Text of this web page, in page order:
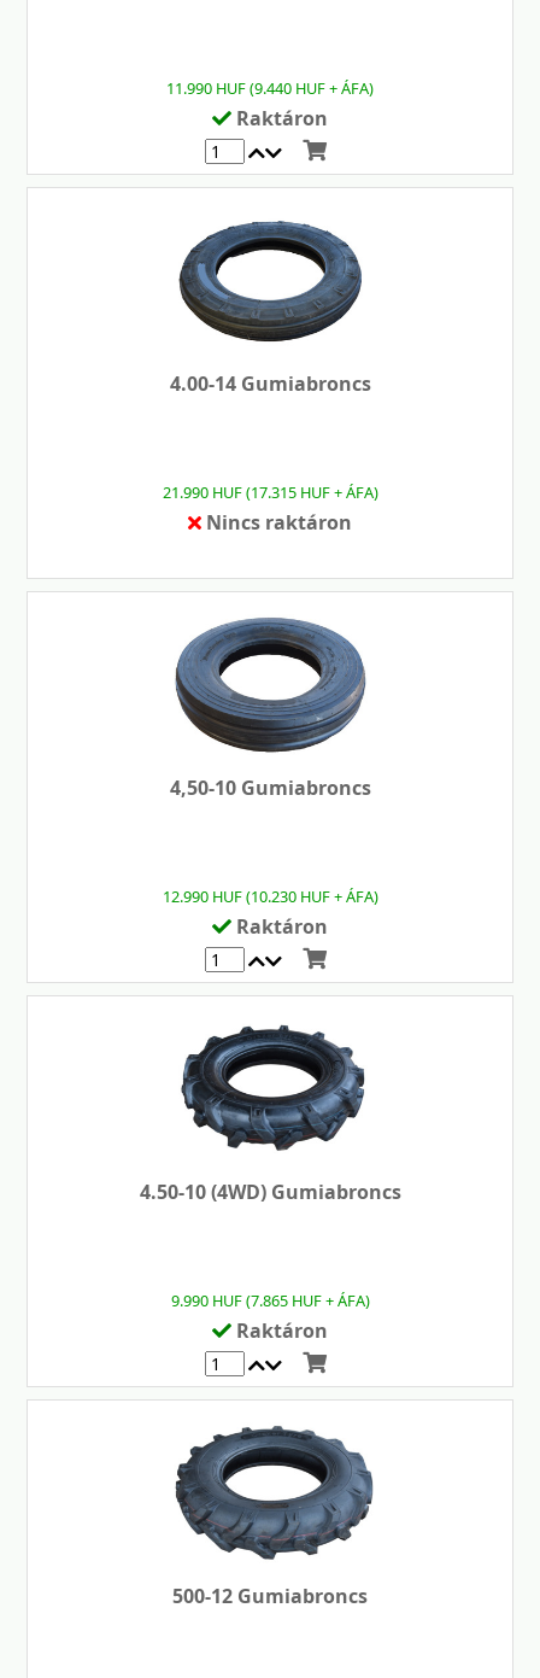
11.990 HUF (9.440 HUF + ÁFA)
Raktáron
4.00-14 Gumiabroncs
21.990 HUF (17.315 HUF + ÁFA)
Nincs raktáron
4,50-10 Gumiabroncs
12.990 HUF (10.230 HUF + ÁFA)
Raktáron
4.50-10 (4WD) Gumiabroncs
9.990 HUF (7.865 HUF + ÁFA)
Raktáron
500-12 Gumiabroncs